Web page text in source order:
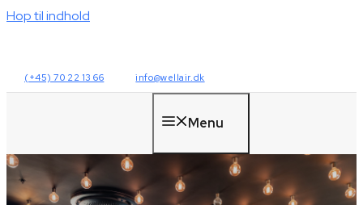
Hop til indhold
(+45) 70 22 13 66 info@wellair.dk
Menu